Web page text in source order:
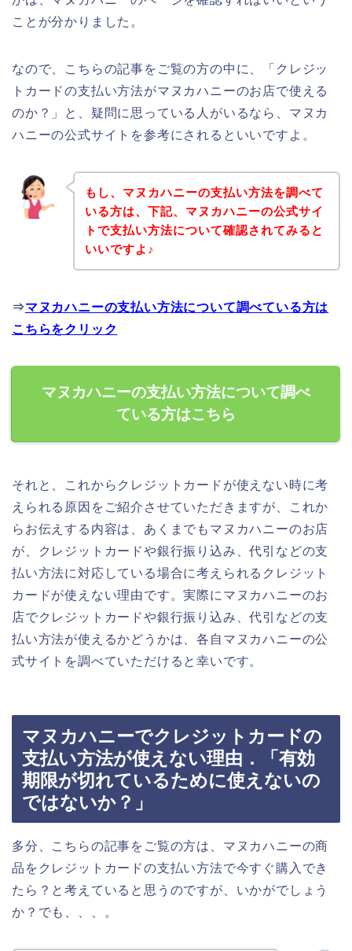
ことが分かりました。
なので、こちらの記事をご覧の方の中に、「クレジッ
トカードの支払い方法がマヌカハニーのお店で使える
のか？」と、疑問に思っている人がいるなら、マヌカ
ハニーの公式サイトを参考にされるといいですよ。
もし、マヌカハニーの支払い方法を調べて
いる方は、下記、マヌカハニーの公式サイ
トで支払い方法について確認されてみると
いいですよ♪
⇒マヌカハニーの支払い方法について調べている方は
こちらをクリック
マヌカハニーの支払い方法について調べ
ている方はこちら
それと、これからクレジットカードが使えない時に考
えられる原因をご紹介させていただきますが、これか
らお伝えする内容は、あくまでもマヌカハニーのお店
が、クレジットカードや銀行振り込み、代引などの支
払い方法に対応している場合に考えられるクレジット
カードが使えない理由です。実際にマヌカハニーのお
店でクレジットカードや銀行振り込み、代引などの支
払い方法が使えるかどうかは、各自マヌカハニーの公
式サイトを調べていただけると幸いです。
マヌカハニーでクレジットカードの
支払い方法が使えない理由．「有効
期限が切れているために使えないの
ではないか？」
多分、こちらの記事をご覧の方は、マヌカハニーの商
品をクレジットカードの支払い方法で今すぐ購入でき
たら？と考えていると思うのですが、いかがでしょう
か？でも、、、。